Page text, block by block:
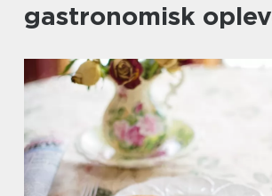
gastronomisk